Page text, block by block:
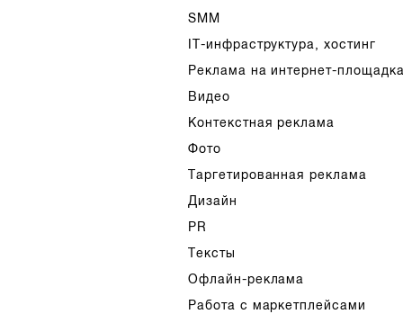
SMM
IT-инфраструктура, хостинг
Реклама на интернет-
Видео
Контекстная реклама
Фото
Таргетированная реклама
Дизайн
PR
Тексты
Офлайн-реклама
Работа с маркетплейсами